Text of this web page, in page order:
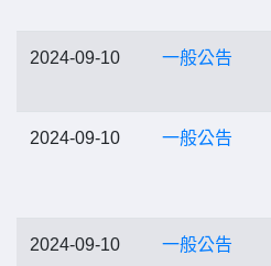
2024-09-10 一般公告
2024-09-10 一般公告
2024-09-10 一般公告